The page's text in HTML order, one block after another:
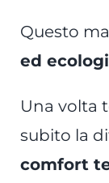
Questo
ed
Una volta
subito la
comfort